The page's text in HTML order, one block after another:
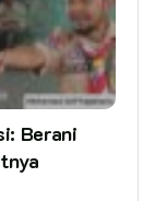
Berani